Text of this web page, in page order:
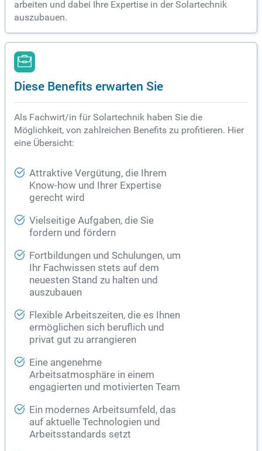
arbeiten und dabei Ihre Expertise in der Solartechnik
auszubauen.
Diese Benefits erwarten Sie
Als Fachwirt/in für Solartechnik haben Sie die
Möglichkeit, von zahlreichen Benefits zu profitieren. Hier
eine Übersicht:
Attraktive Vergütung, die Ihrem
Know-how und Ihrer Expertise
gerecht wird
Vielseitige Aufgaben, die Sie
fordern und fördern
Fortbildungen und Schulungen, um
Ihr Fachwissen stets auf dem
neuesten Stand zu halten und
auszubauen
Flexible Arbeitszeiten, die es Ihnen
ermöglichen sich beruflich und
privat gut zu arrangieren
Eine angenehme
Arbeitsatmosphäre in einem
engagierten und motivierten Team
Ein modernes Arbeitsumfeld, das
auf aktuelle Technologien und
Arbeitsstandards setzt